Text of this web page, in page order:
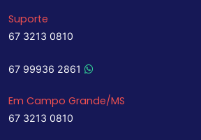
Suporte
67 3213 0810
67 99936 2861
Em Campo Grande/MS
67 3213 0810